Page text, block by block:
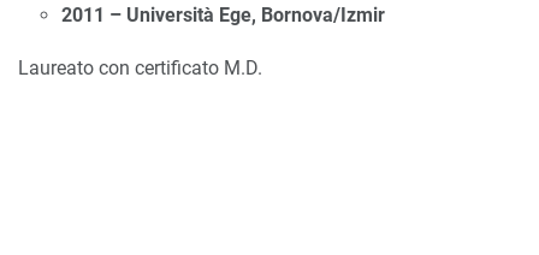
2011 – Università Ege, Bornova/Izmir
Laureato con certificato M.D.